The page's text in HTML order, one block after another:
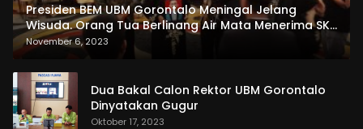
Presiden BEM UBM Gorontalo Meningal Jelang
Wisuda. Orang Tua Berlinang Air Mata Menerima SKL
dan Pemasangan Salempang
November 6, 2023
Dua Bakal Calon Rektor UBM Gorontalo
Dinyatakan Gugur
Oktober 17, 2023